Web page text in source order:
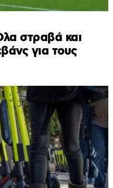
στραβά και
για τους